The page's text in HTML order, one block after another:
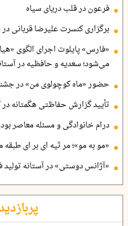
فرعون در قلب دریای سیاه
برگزاری کنسرت علیرضا قربانی
«فارس» پایلوت اجرای الگوی
می‌شود؛ سعدیه و حافظیه در
حضور «ماه کوچولوی من» در
تأیید گزارش حفاظتی هگمتانه
درام خانوادگی و مسئله معاصر
«مو به مو»؛ مر ثیه ای بر ای
«آژانس دوستی» در آستانه